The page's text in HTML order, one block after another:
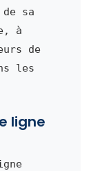
sa
à
de
les
ligne